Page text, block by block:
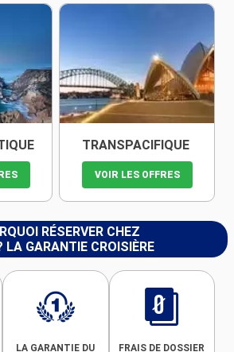
TRANSPACIFIQUE
VOIR LES OFFRES
RÉSERVER CHEZ
LA GARANTIE CROISIÈRE
LA GARANTIE DU FRAIS DE DOSSIER